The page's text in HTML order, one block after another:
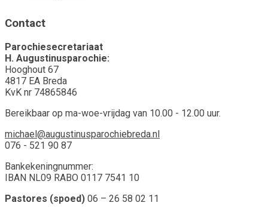
Contact
Parochiesecretariaat
H. Augustinusparochie:
Hooghout 67
4817 EA Breda
KvK nr 74865846
Bereikbaar op ma-woe-vrijdag van 10.00 - 12.00 uur.
michael@augustinusparochiebreda.nl
076 - 521 90 87
Bankekeningnummer:
IBAN NL09 RABO 0117 7541 10
Pastores (spoed) 06 – 26 58 02 11